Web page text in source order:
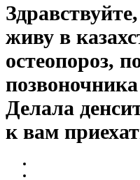
живу в
остеопороз,
Делала
к вам